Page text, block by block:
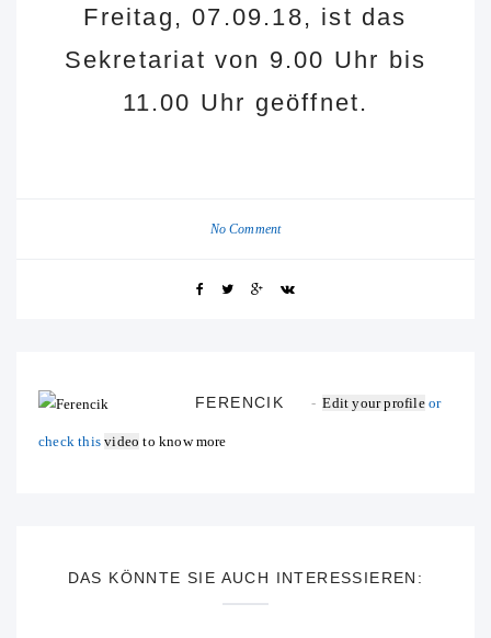
Freitag, 07.09.18, ist das
Sekretariat von 9.00 Uhr bis
11.00 Uhr geöffnet.
No Comment
FERENCIK Edit your profileor
check thisvideo to know more
DAS KÖNNTE SIE AUCH INTERESSIEREN: